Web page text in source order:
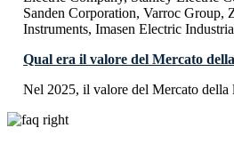
Sanden Corporation, Varroc
Instruments, Imasen Electric
Qual era il valore del Mercato
Nel 2025, il valore del Mercato